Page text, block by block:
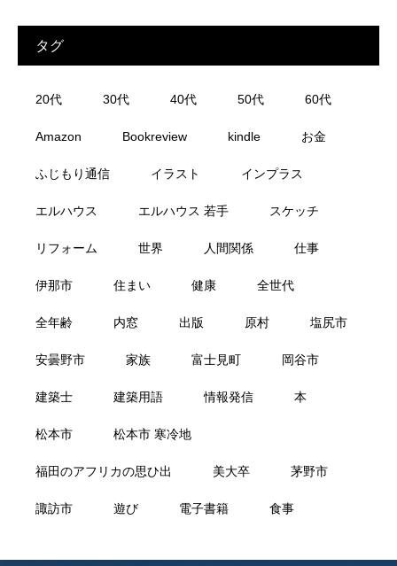
タグ
20代 30代 40代 50代 60代
Amazon Bookreview kindle お金
ふじもり通信 イラスト インプラス
エルハウス エルハウス 若手 スケッチ
リフォーム 世界 人間関係 仕事
伊那市 住まい 健康 全世代
全年齢 内窓 出版 原村 塩尻市
安曇野市 家族 富士見町 岡谷市
建築士 建築用語 情報発信 本
松本市 松本市 寒冷地
福田のアフリカの思ひ出 美大卒 茅野市
諏訪市 遊び 電子書籍 食事